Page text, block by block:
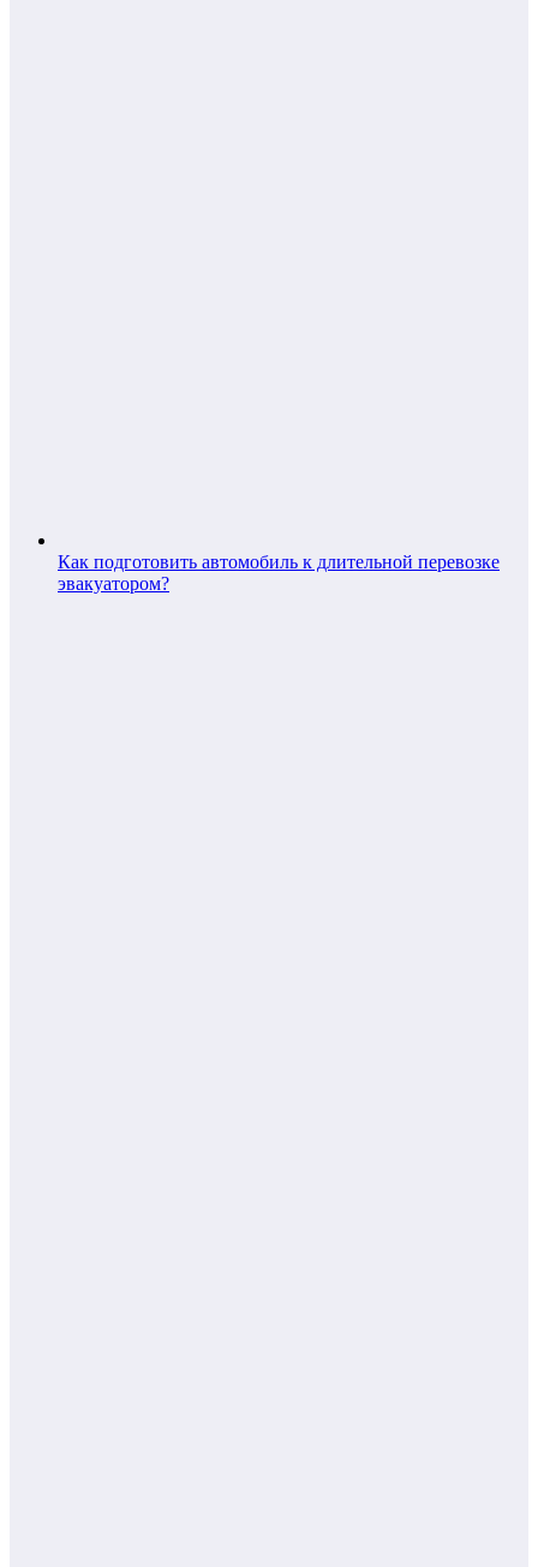
Как подготовить автомобиль к длительной перевозке
эвакуатором?